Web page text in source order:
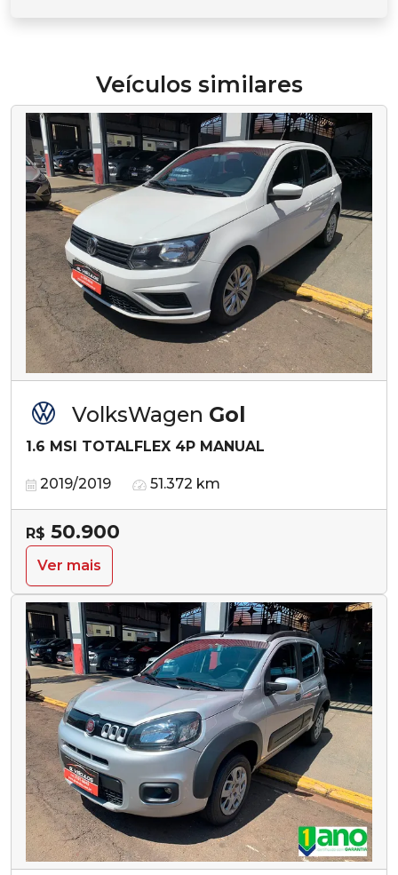
Veículos similares
VolksWagen Gol
1.6 MSI TOTALFLEX 4P MANUAL
2019/2019 51.372 km
R$ 50.900
Ver mais